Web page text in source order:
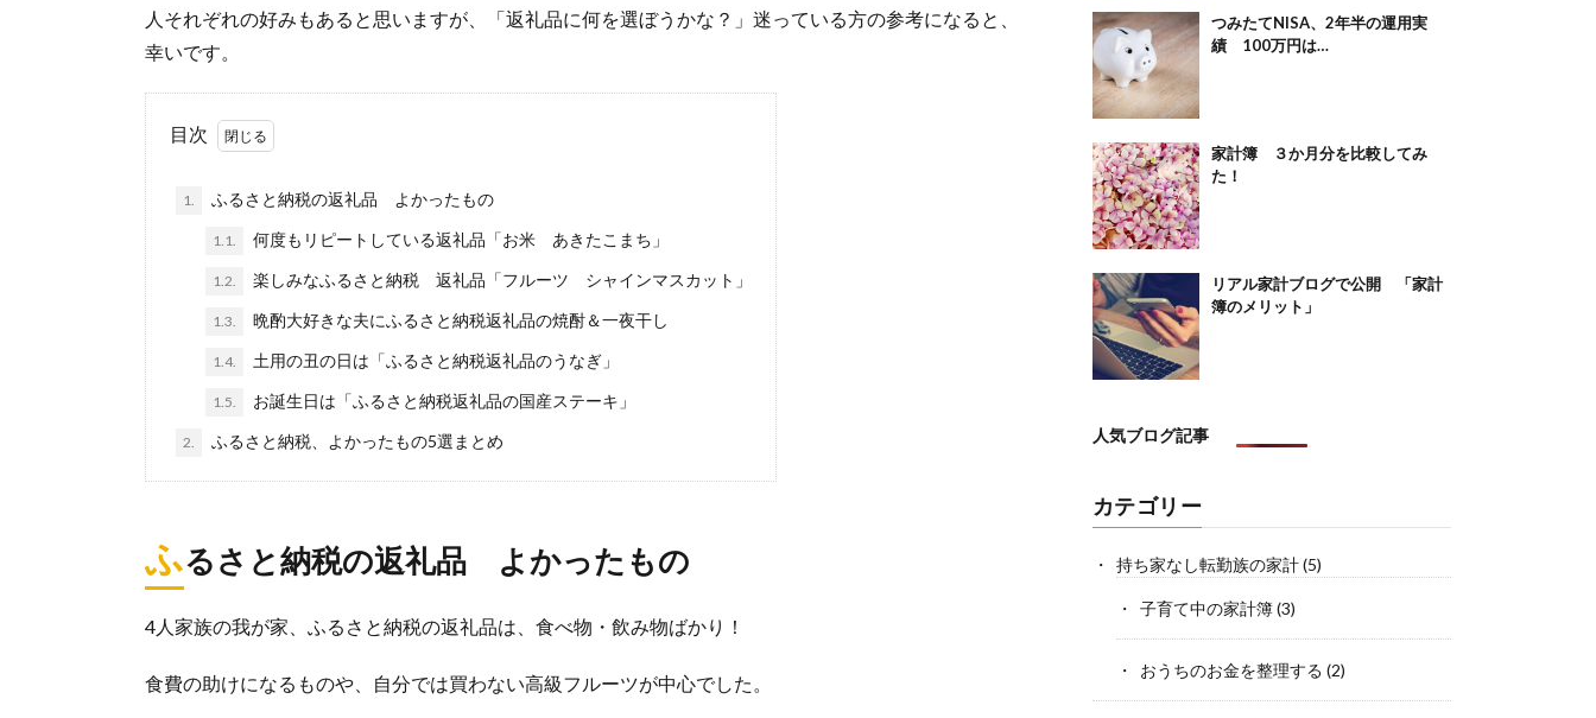
人それぞれの好みもあると思いますが、「返礼品に何を選ぼうかな？」迷っている方の参考になると、
幸いです。
目次
1. ふるさと納税の返礼品 よかったもの
1.1. 何度もリピートしている返礼品「お米 あきたこまち」
1.2. 楽しみなふるさと納税 返礼品「フルーツ シャインマスカット」
1.3. 晩酌大好きな夫にふるさと納税返礼品の焼酎＆一夜干し
1.4. 土用の丑の日は「ふるさと納税返礼品のうなぎ」
1.5. お誕生日は「ふるさと納税返礼品の国産ステーキ」
2. ふるさと納税、よかったもの5選まとめ
ふるさと納税の返礼品 よかったもの
4人家族の我が家、ふるさと納税の返礼品は、食べ物・飲み物ばかり！
食費の助けになるものや、自分では買わない高級フルーツが中心でした。
つみたてNISA、2年半の運用実
績 100万円は…
家計簿 ３か月分を比較してみ
た！
リアル家計ブログで公開 「家計
簿のメリット」
人気ブログ記事
カテゴリー
持ち家なし転勤族の家計(5)
子育て中の家計簿(3)
おうちのお金を整理する (2)